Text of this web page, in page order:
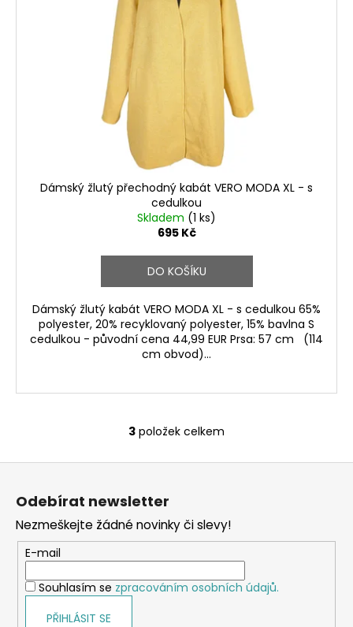
Dámský žlutý přechodný kabát VERO MODA XL - s
cedulkou
Skladem (1 ks)
695 Kč
DO KOŠÍKU
Dámský žlutý kabát VERO MODA XL - s cedulkou 65%
polyester, 20% recyklovaný polyester, 15% bavlna S
cedulkou - původní cena 44,99 EUR Prsa: 57 cm (114
cm obvod)...
O
v
a
c
í
p
r
3 položek celkem
Odebírat newsletter
Nezmeškejte žádné novinky či slevy!
E-mail
Souhlasím se zpracováním osobních údajů.
PŘIHLÁSIT SE